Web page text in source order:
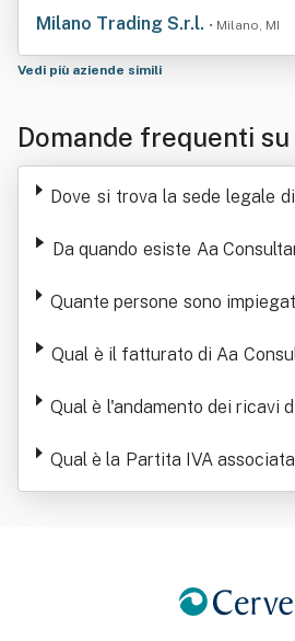
Milano Trading S.r.l. • Milano, MI
Vedi più aziende simili
Domande frequenti
Srl O Piu'
Dove si trova la sede legale
Da quando esiste Aa
Quante persone sono
Qual è il fatturato di Aa
Qual è l'andamento dei ricavi
Qual è la Partita IVA
rl O Piu' Brevemente Aa Srl